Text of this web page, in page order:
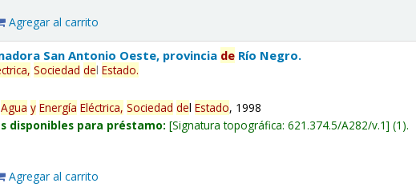
Agregar al carrito
San Antonio Oeste, provincia de Río Negro.
Sociedad delEstado.
Agua y Energía Eléctrica, Sociedad delEstado, 1998
disponibles para préstamo: Signatura topográfica:621.374.5/A282/v.1 (1).
Agregar al carrito